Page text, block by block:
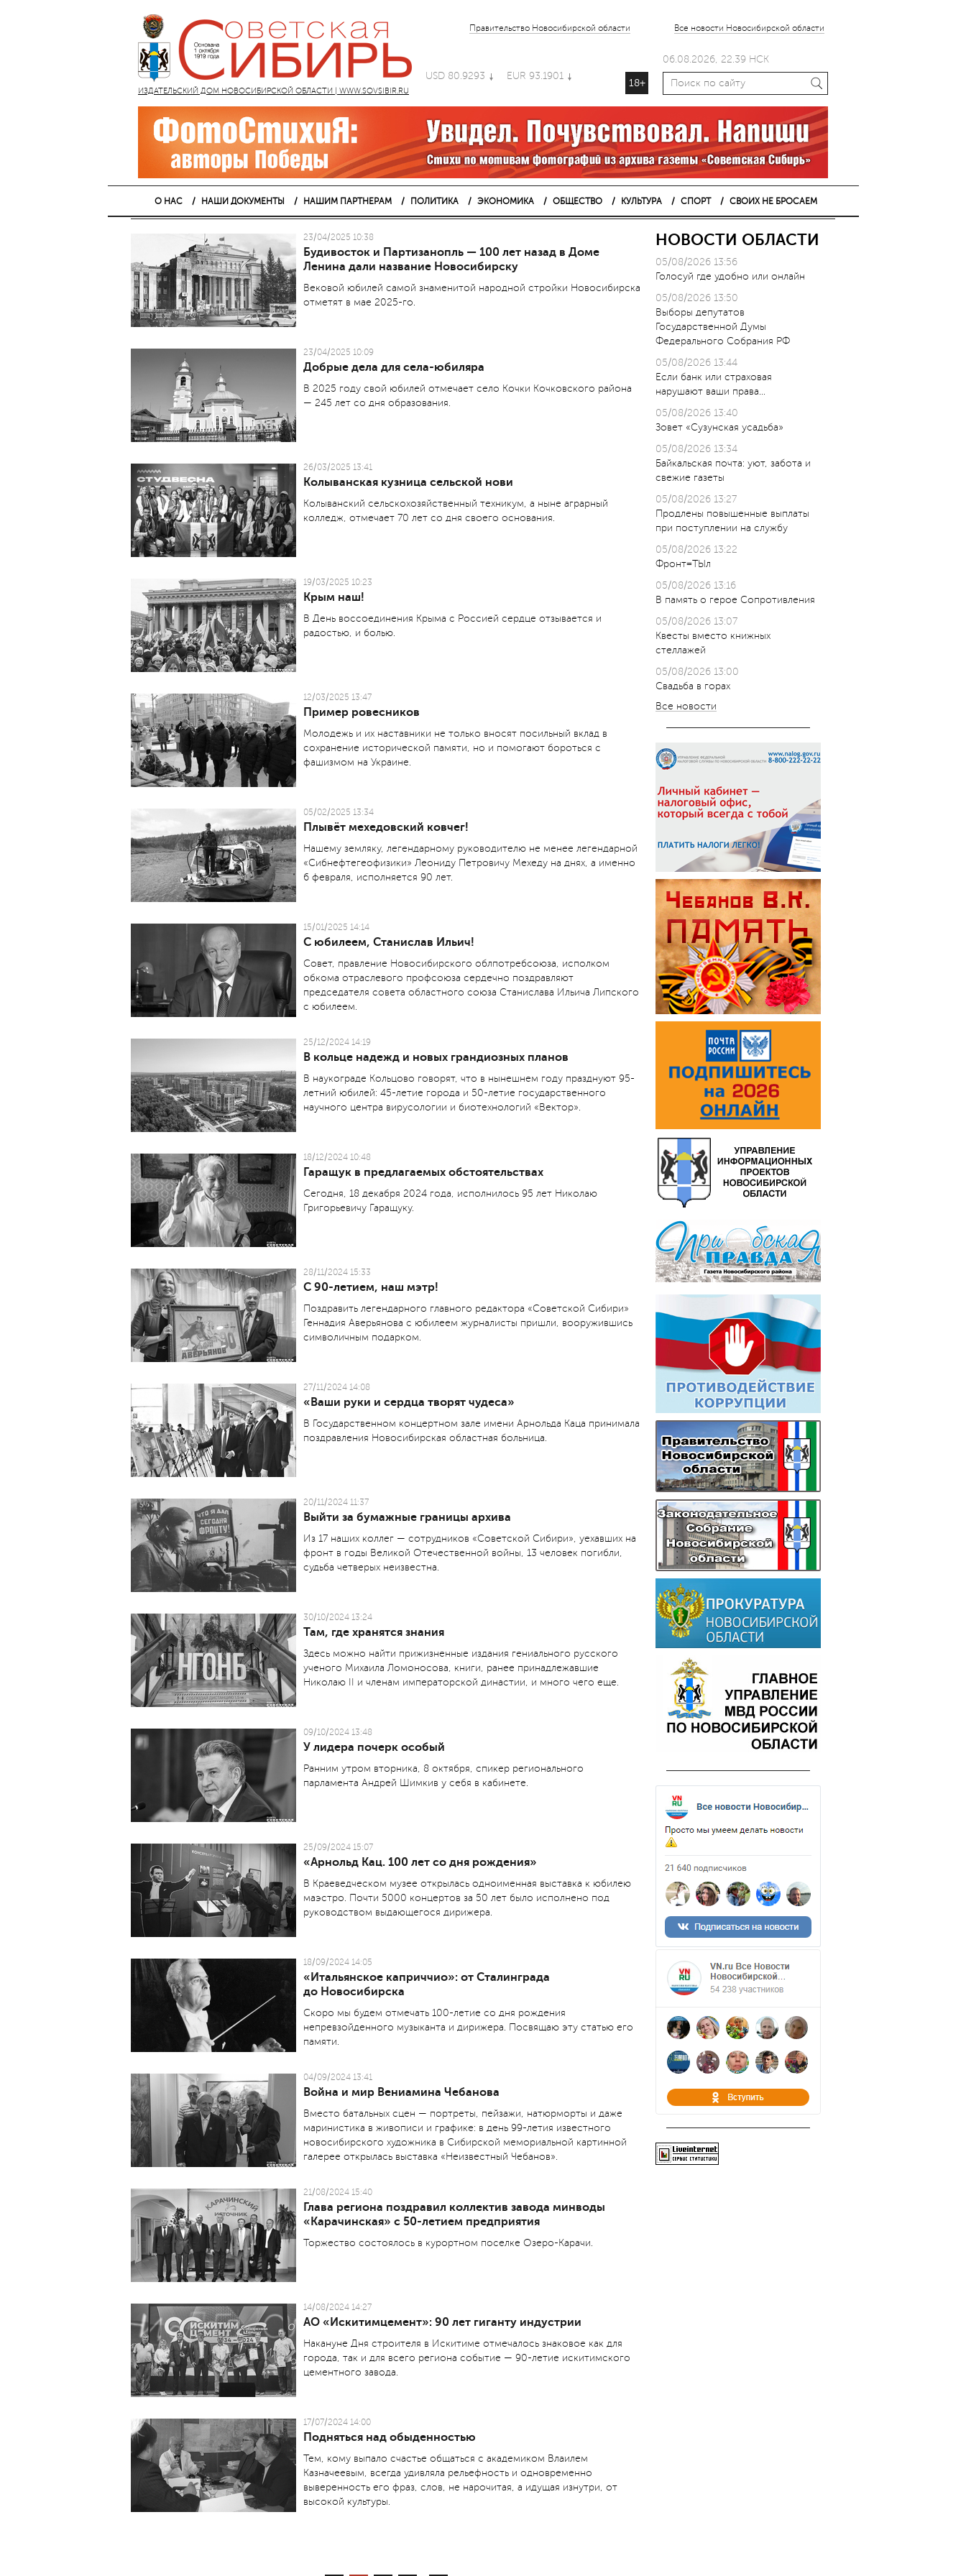
ИЗДАТЕЛЬСКИЙ ДОМ НОВОСИБИРСКОЙ ОБЛАСТИ | WWW.SOVSIBIR.RU
Правительство Новосибирской области Все новости Новосибирской области
USD 80.9293 EUR 93.1901
18+
06.08.2026, 22.39 НСК
О НАС НАШИ ДОКУМЕНТЫ НАШИМ ПАРТНЕРАМ ПОЛИТИКА ЭКОНОМИКА ОБЩЕСТВО КУЛЬТУРА СПОРТ СВОИХ НЕ БРОСАЕМ
23/04/2025 10:38
Будивосток и Партизанопль — 100 лет назад в Доме
Ленина дали название Новосибирску
Вековой юбилей самой знаменитой народной стройки Новосибирска
отметят в мае 2025-го.
23/04/2025 10:09
Добрые дела для села-юбиляра
В 2025 году свой юбилей отмечает село Кочки Кочковского района
— 245 лет со дня образования.
26/03/2025 13:41
Колыванская кузница сельской нови
Колыванский сельскохозяйственный техникум, а ныне аграрный
колледж, отмечает 70 лет со дня своего основания.
19/03/2025 10:23
Крым наш!
В День воссоединения Крыма с Россией сердце отзывается и
радостью, и болью.
12/03/2025 13:47
Пример ровесников
Молодежь и их наставники не только вносят посильный вклад в
сохранение исторической памяти, но и помогают бороться с
фашизмом на Украине.
05/02/2025 13:34
Плывёт мехедовский ковчег!
Нашему земляку, легендарному руководителю не менее легендарной
«Сибнефтегеофизики» Леониду Пет­ровичу Мехеду на днях, а именно
6 февраля, исполняется 90 лет.
15/01/2025 14:14
С юбилеем, Cтанислав Ильич!
Совет, правление Новосибирского облпотребсоюза, исполком
обкома отраслевого профсоюза сердечно поздравляют
председателя совета областного союза Станислава Ильича Липского
с юбилеем.
25/12/2024 14:19
В кольце надежд и новых грандиозных планов
В наукограде Кольцово говорят, что в нынешнем году празднуют 95-
летний юбилей: 45-летие города и 50-летие государственного
научного центра вирусологии и биотехнологий «Вектор».
18/12/2024 10:48
Гаращук в предлагаемых обстоятельствах
Сегодня, 18 декабря 2024 го­да, исполнилось 95 лет Николаю
Григорьевичу Гаращук­у.
28/11/2024 15:33
C 90-летием, наш мэтр!
Поздравить легендарного главного редактора «Советской Сибири»
Геннадия Аверьянова с юбилеем журналисты пришли, вооружившись
символичным подарком.
27/11/2024 14:08
«Ваши руки и сердца творят чудеса»
В Государственном концертном зале имени Арнольда Каца принимала
поздравления Новосибирская областная больница.
20/11/2024 11:37
Выйти за бумажные границы архива
Из 17 наших коллег — сотрудников «Советской Сибири», уехавших на
фронт в годы Великой Отечественной войны, 13 человек погибли,
судьба четверых неизвестна.
30/10/2024 13:24
Там, где хранятся знания
Здесь можно найти прижизненные издания гениального русского
ученого Михаила Ломоносова, книги, ранее принадлежавшие
Николаю II и членам императорской династии, и много чего еще.
09/10/2024 13:48
У лидера почерк особый
Ранним утром вторника, 8 октября, спикер регионального
парламента Андрей Шимкив у себя в кабинете.
25/09/2024 15:07
«Арнольд Кац. 100 лет со дня рождения»
В Краеведческом музее открылась одно­именная выставка к юбилею
маэстро. Почти 5000 концертов за 50 лет было исполнено под
руководством выдающегося дирижера.
18/09/2024 14:05
«Итальянское каприччио»: от Сталинграда
до Новосибирска
Скоро мы будем отмечать 100-летие со дня рождения
непревзойденного музыканта и дирижера. Посвящаю эту статью его
памяти.
04/09/2024 13:41
Война и мир Вениамина Чебанова
Вместо батальных сцен — портреты, пейзажи, натюрморты и даже
маринистика в живописи и графике: в день 99-летия известного
новосибирского художника в Cибирской мемориальной картинной
галерее открылась выставка «Неизвестный Чебанов».
21/08/2024 15:40
Глава региона поздравил коллектив завода минводы
«Карачинская» с 50-летием предприятия
Торжество состоялось в курортном поселке Озеро-Карачи.
14/08/2024 14:27
АО «Искитимцемент»: 90 лет гиганту индустрии
Накануне Дня строителя в Искитиме отмечалось знаковое как для
города, так и для всего региона событие — 90-летие искитимского
цементного завода.
17/07/2024 14:00
Подняться над обыденностью
Тем, кому выпало счастье общаться с академиком Влаилем
Казначеевым, всегда удивляла рельефность и одновременно
выверенность его фраз, слов, не нарочитая, а идущая изнутри, от
высокой культуры.
НОВОСТИ ОБЛАСТИ
05/08/2026 13:56
Голосуй где удобно или онлайн
05/08/2026 13:50
Выборы депутатов
Государственной Думы
Федерального Собрания РФ
05/08/2026 13:44
Если банк или страховая
нарушают ваши права…
05/08/2026 13:40
Зовет «Сузунская усадьба»
05/08/2026 13:34
Байкальская почта: уют, забота и
свежие газеты
05/08/2026 13:27
Продлены повышенные выплаты
при поступлении на службу
05/08/2026 13:22
Фронт=ТЫл
05/08/2026 13:16
В память о герое Сопротивления
05/08/2026 13:07
Квесты вместо книжных
стеллажей
05/08/2026 13:00
Свадьба в горах
Все новости